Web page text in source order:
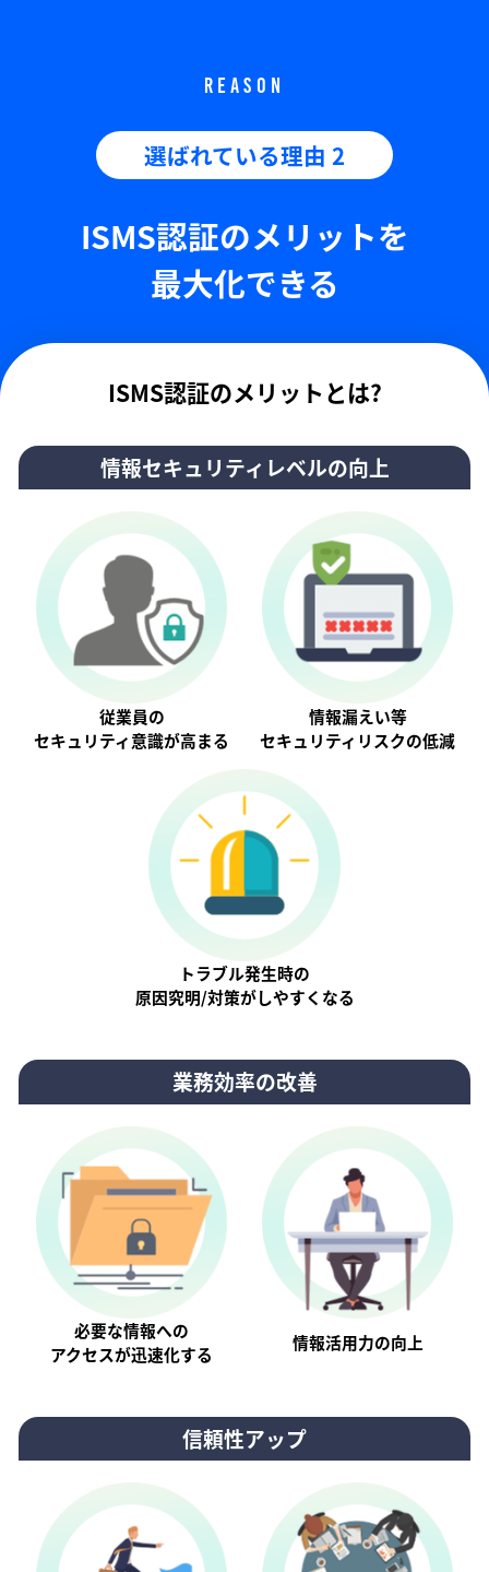
REASON
選ばれている理由 2
ISMS認証のメリットを
最大化できる
ISMS認証のメリットとは?
情報セキュリティレベルの向上
従業員の
セキュリティ意識が⾼まる
情報漏えい等
セキュリティリスクの低減
トラブル発生時の
原因究明/対策がしやすくなる
業務効率の改善
必要な情報への
アクセスが迅速化する
情報活⽤⼒の向上
信頼性アップ